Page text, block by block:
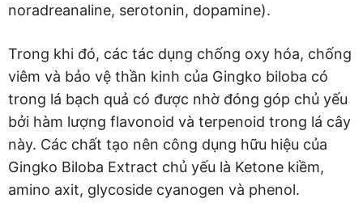
noradreanaline, serotonin, dopamine).
Trong khi đó, các tác dụng chống oxy hóa, chống
viêm và bảo vệ thần kinh của Gingko biloba có
trong lá bạch quả có được nhờ đóng góp chủ yếu
bởi hàm lượng flavonoid và terpenoid trong lá cây
này. Các chất tạo nên công dụng hữu hiệu của
Gingko Biloba Extract chủ yếu là Ketone kiềm,
amino axit, glycoside cyanogen và phenol.